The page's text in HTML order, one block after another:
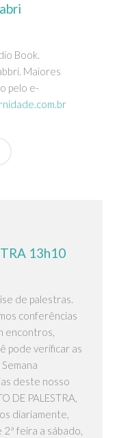
Book.
Maiores
pelo e-
13h10
de palestras.
conferências
encontros,
pode verificar as
deste nosso
DE PALESTRA,
diariamente,
feira a sábado,